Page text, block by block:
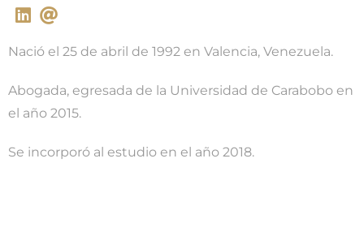
Nació el 25 de abril de 1992 en Valencia, Venezuela.
Abogada, egresada de la Universidad de Carabobo en
el año 2015.
Se incorporó al estudio en el año 2018.